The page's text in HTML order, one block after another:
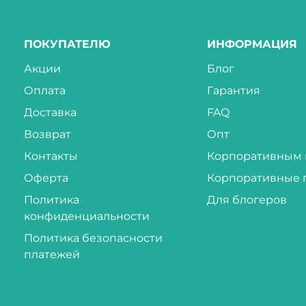
ПОКУПАТЕЛЮ
Акции
Оплата
Доставка
Возврат
Контакты
Оферта
Политика
конфиденциальности
Политика безопасности
платежей
ИНФОРМАЦИЯ
Блог
Гарантия
FAQ
Опт
Корпоративным
Корпоративные
Для блогеров